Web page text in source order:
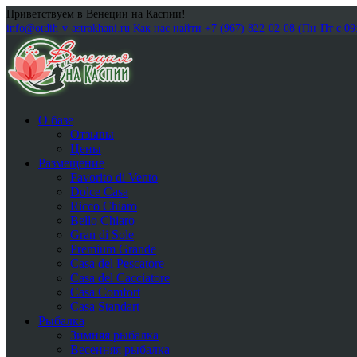
Приветствуем в Венеции на Каспии!
info@otdih-v-astrakhani.ru Как нас найти +7 (967) 822-02-08 (Пн-Пт с
О базе
Отзывы
Цены
Размещение
Favorito di Vento
Dolce Casa
Ricco Chiaro
Bello Chiaro
Gran di Sole
Premium Grande
Casa del Pescatore
Casa del Cacсiatore
Casa Comfort
Casa Standart
Рыбалка
Зимняя рыбалка
Весенняя рыбалка